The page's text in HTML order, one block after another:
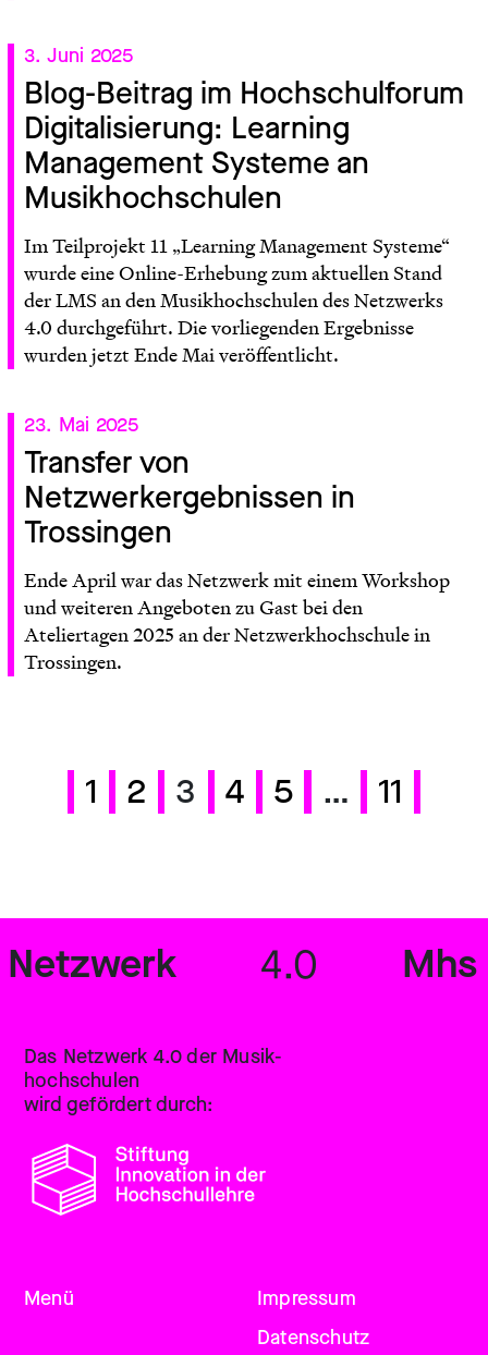
3. Juni 2025
Blog-Beitrag im Hochschulforum
Digitalisierung: Learning
Management Systeme an
Musikhochschulen
Im Teilprojekt 11 „Learning Management Systeme“
wurde eine Online-Erhebung zum aktuellen Stand
der LMS an den Musikhochschulen des Netzwerks
4.0 durchgeführt. Die vorliegenden Ergebnisse
wurden jetzt Ende Mai veröffentlicht.
23. Mai 2025
Transfer von
Netzwerkergebnissen in
Trossingen
Ende April war das Netzwerk mit einem Workshop
und weiteren Angeboten zu Gast bei den
Ateliertagen 2025 an der Netzwerkhochschule in
Trossingen.
1 2 3 4 5 … 11
Netzwerk 4.0 Mhs
Das Netzwerk 4.0 der Musik­
hochschulen
wird gefördert durch:
Menü
Impressum
Datenschutz